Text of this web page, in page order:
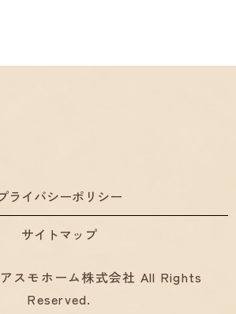
ライバシーポリシー
サイトマップ
スモホーム株式会社 All Rights
Reserved.